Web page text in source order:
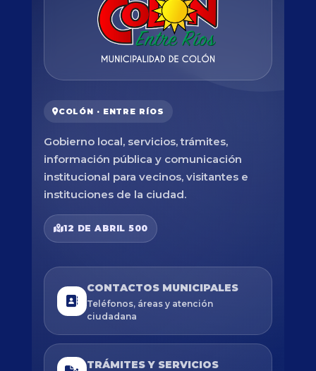
COLÓN · ENTRE RÍOS
Gobierno local, servicios, trámites,
información pública y comunicación
institucional para vecinos, visitantes e
instituciones de la ciudad.
12 DE ABRIL 500
CONTACTOS MUNICIPALES
Teléfonos, áreas y atención
ciudadana
TRÁMITES Y SERVICIOS